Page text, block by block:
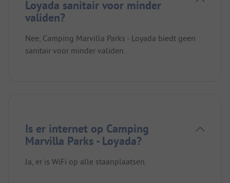
Loyada sanitair voor minder
validen?
Nee, Camping Marvilla Parks - Loyada biedt geen
sanitair voor minder validen.
Is er internet op Camping
Marvilla Parks - Loyada?
Ja, er is WiFi op alle staanplaatsen.